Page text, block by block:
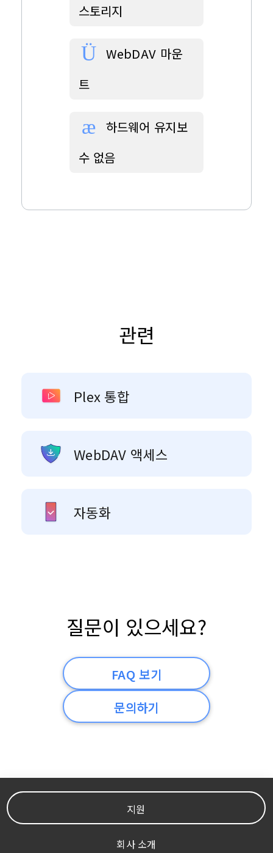
스토리지
WebDAV 마운
트
하드웨어 유지보
수 없음
관련
Plex 통합
WebDAV 액세스
자동화
질문이 있으세요?
FAQ 보기
문의하기
지원
회사 소개